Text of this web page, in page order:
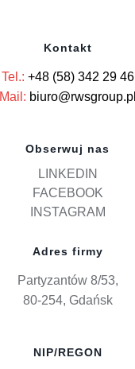
Kontakt
Tel.: +48 (58) 342 29 46
Mail: biuro@rwsgroup.pl
Obserwuj nas
LINKEDIN
FACEBOOK
INSTAGRAM
Adres firmy
Partyzantów 8/53,
80-254, Gdańsk
NIP/REGON